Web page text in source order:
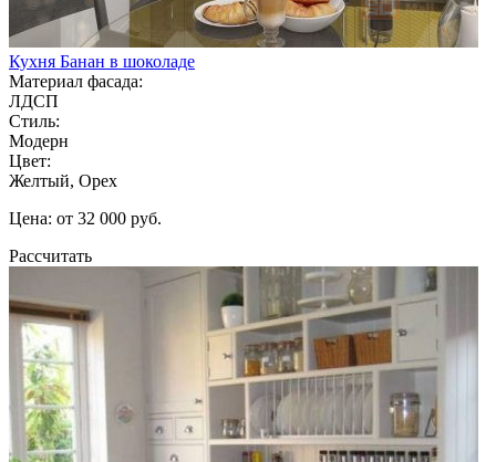
Кухня Банан в шоколаде
Материал фасада:
ЛДСП
Стиль:
Модерн
Цвет:
Желтый, Орех
Цена: от 32 000 руб.
Рассчитать